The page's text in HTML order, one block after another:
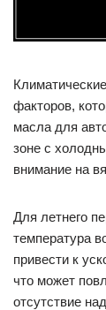
факторов,
масла для
зоне с
внимание на
Для летнего
температура
привести к
что может
отсутствие